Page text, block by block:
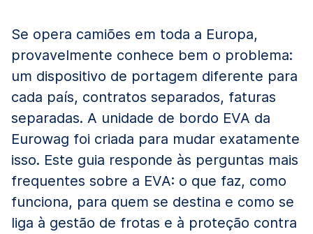
Se opera camiões em toda a Europa,
provavelmente conhece bem o problema:
um dispositivo de portagem diferente para
cada país, contratos separados, faturas
separadas. A unidade de bordo EVA da
Eurowag foi criada para mudar exatamente
isso. Este guia responde às perguntas mais
frequentes sobre a EVA: o que faz, como
funciona, para quem se destina e como se
liga à gestão de frotas e à proteção contra